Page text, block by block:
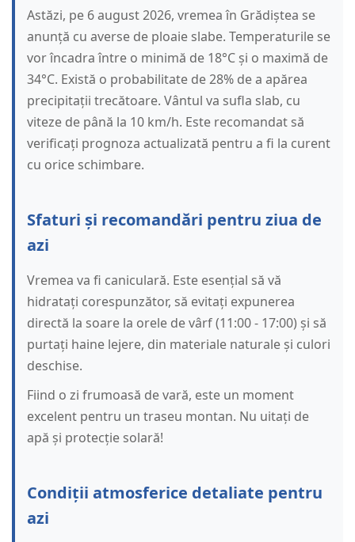
Astăzi, pe 6 august 2026, vremea în Grădiștea se
anunță cu averse de ploaie slabe. Temperaturile se
vor încadra între o minimă de 18°C și o maximă de
34°C. Există o probabilitate de 28% de a apărea
precipitații trecătoare. Vântul va sufla slab, cu
viteze de până la 10 km/h. Este recomandat să
verificați prognoza actualizată pentru a fi la curent
cu orice schimbare.
Sfaturi și recomandări pentru ziua de
azi
Vremea va fi caniculară. Este esențial să vă
hidratați corespunzător, să evitați expunerea
directă la soare la orele de vârf (11:00 - 17:00) și să
purtați haine lejere, din materiale naturale și culori
deschise.
Fiind o zi frumoasă de vară, este un moment
excelent pentru un traseu montan. Nu uitați de
apă și protecție solară!
Condiții atmosferice detaliate pentru
azi